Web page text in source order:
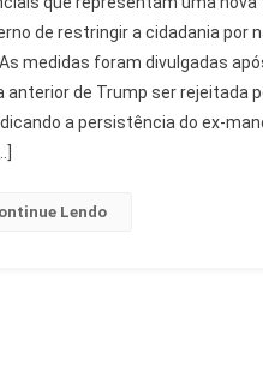
Por
Nascimento
Com
Novos
Decretos
de restringir a cidadania por
medidas foram divulgadas
anterior de Trump ser rejeitada
a persistência do ex-
Lendo